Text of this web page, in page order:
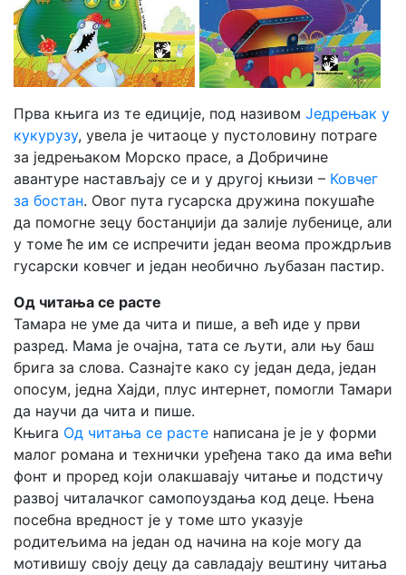
Прва књига из те едиције, под називом Једрењак у
кукурузу, увела је читаоце у пустоловину потраге
за једрењаком Морско прасе, а Добричине
авантуре настављају се и у другој књизи – Ковчег
за бостан. Овог пута гусарска дружина покушаће
да помогне зецу бостанџији да залије лубенице, али
у томе ће им се испречити један веома прождрљив
гусарски ковчег и један необично љубазан пастир.
Од читања се расте
Тамара не уме да чита и пише, а већ иде у први
разред. Мама је очајна, тата се љути, али њу баш
брига за слова. Сазнајте како су један деда, један
опосум, једна Хајди, плус интернет, помогли Тамари
да научи да чита и пише.
Књига Од читања се расте написана је је у форми
малог романа и технички уређена тако да има већи
фонт и проред који олакшавају читање и подстичу
развој читалачког самопоуздања код деце. Њена
посебна вредност је у томе што указује
родитељима на један од начина на које могу да
мотивишу своју децу да савладају вештину читања